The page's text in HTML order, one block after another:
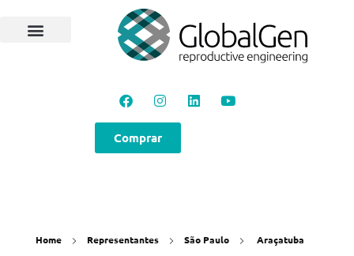
Comprar
Home Representantes São Paulo Araçatuba